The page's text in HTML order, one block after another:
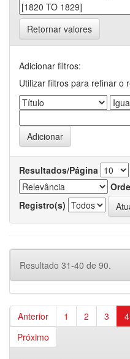
Retornar valores
Adicionar filtros:
Utilizar filtros para refinar o
Resultados/Página
Registro(s)
Resultado 31-40 de 90.
Anterior 1 2 3 4
Próximo